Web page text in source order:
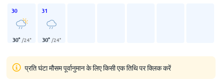
30
30° /24°
31
30° /24°
प्रति घंटा मौसम पूर्वानुमान के लिए किसी एक तिथि पर क्लिक करें